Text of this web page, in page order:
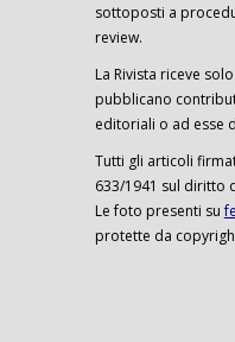
sottoposti a
review.
La Rivista riceve
pubblicano
editoriali o ad esse
Tutti gli articoli
633/1941 sul diritto
Le foto presenti su
protette da